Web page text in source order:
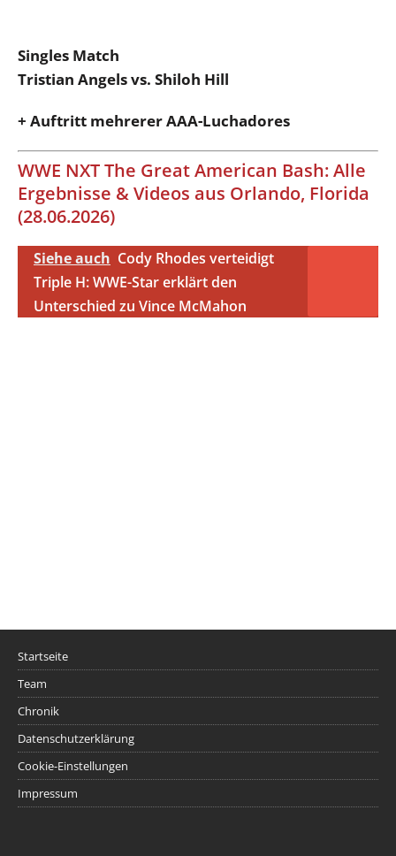
Singles Match
Tristian Angels vs. Shiloh Hill
+ Auftritt mehrerer AAA-Luchadores
WWE NXT The Great American Bash: Alle
Ergebnisse & Videos aus Orlando, Florida
(28.06.2026)
Siehe auch Cody Rhodes verteidigt
Triple H: WWE-Star erklärt den
Unterschied zu Vince McMahon
Startseite
Team
Chronik
Datenschutzerklärung
Cookie-Einstellungen
Impressum